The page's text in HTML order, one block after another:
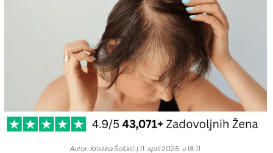
Autor: Kristina Šoškić | 11. april 2025. u 18:11